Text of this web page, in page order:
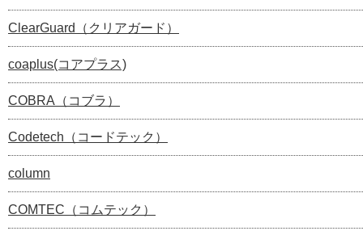
ClearGuard（クリアガード）
coaplus(コアプラス)
COBRA（コブラ）
Codetech（コードテック）
column
COMTEC（コムテック）